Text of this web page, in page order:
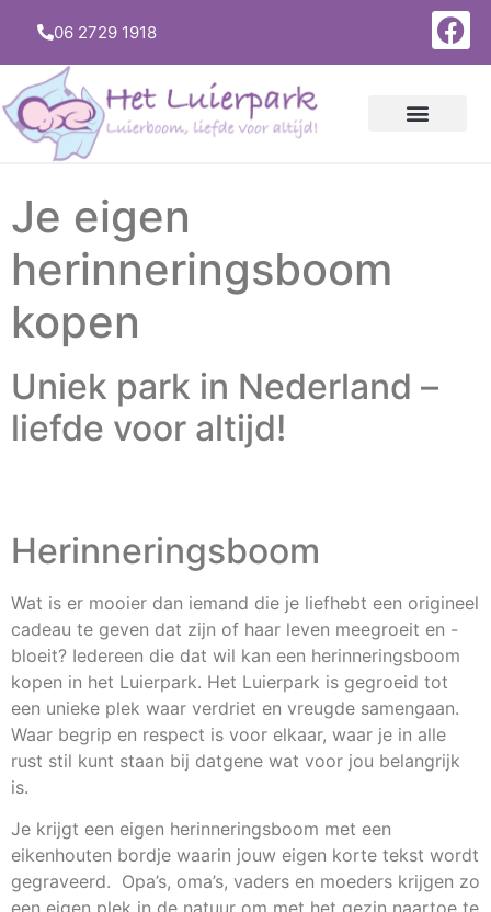
06 2729 1918
Je eigen
herinneringsboom
kopen
Uniek park in Nederland –
liefde voor altijd!
Herinneringsboom
Wat is er mooier dan iemand die je liefhebt een origineel
cadeau te geven dat zijn of haar leven meegroeit en -
bloeit? Iedereen die dat wil kan een herinneringsboom
kopen in het Luierpark. Het Luierpark is gegroeid tot
een unieke plek waar verdriet en vreugde samengaan.
Waar begrip en respect is voor elkaar, waar je in alle
rust stil kunt staan bij datgene wat voor jou belangrijk
is.
Je krijgt een eigen herinneringsboom met een
eikenhouten bordje waarin jouw eigen korte tekst wordt
gegraveerd. Opa’s, oma’s, vaders en moeders krijgen zo